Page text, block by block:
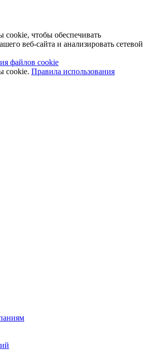
чтобы обеспечивать
веб-сайта и анализировать сетевой
файлов cookie
cookie. Правила использования